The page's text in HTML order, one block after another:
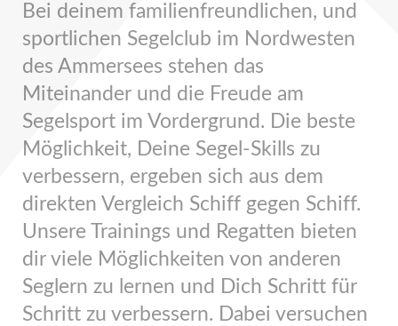
Bei deinem familienfreundlichen, und
sportlichen Segelclub im Nordwesten
des Ammersees stehen das
Miteinander und die Freude am
Segelsport im Vordergrund. Die beste
Möglichkeit, Deine Segel-Skills zu
verbessern, ergeben sich aus dem
direkten Vergleich Schiff gegen Schiff.
Unsere Trainings und Regatten bieten
dir viele Möglichkeiten von anderen
Seglern zu lernen und Dich Schritt für
Schritt zu verbessern. Dabei versuchen